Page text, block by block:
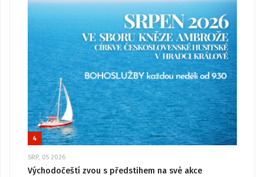
4
SRP, 05 2026
Východočeští zvou s předstihem na své akce